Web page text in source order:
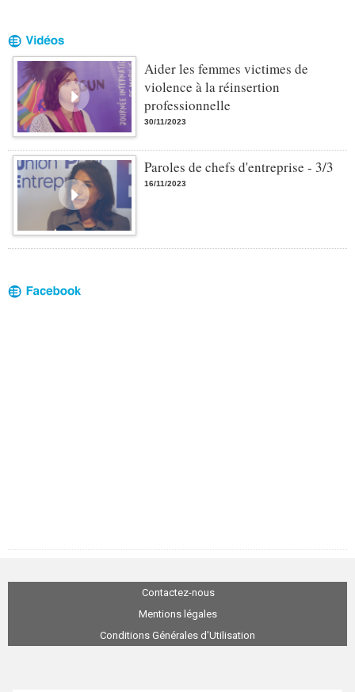
Aider les femmes victimes de
violence à la réinsertion
professionnelle
30/11/2023
Paroles de chefs d'entreprise - 3/3
16/11/2023
Contactez-nous
Mentions légales
Conditions Générales d'Utilisation